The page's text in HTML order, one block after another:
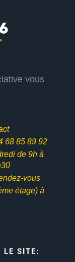
vous
68 85 89 92
de 9h à
vous
étage) à
LE SITE: